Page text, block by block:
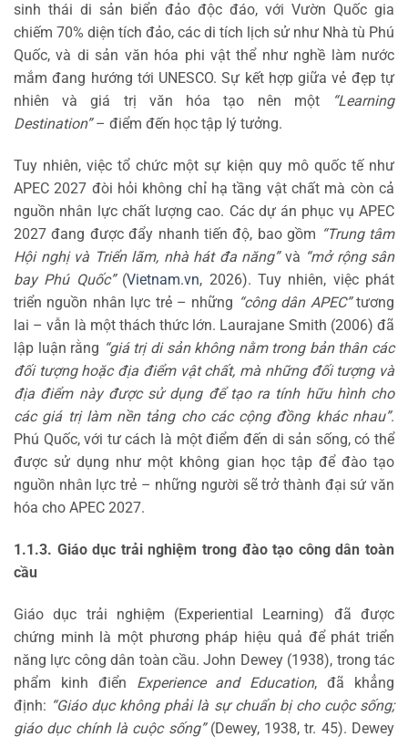
sinh thái di sản biển đảo độc đáo, với Vườn Quốc gia
chiếm 70% diện tích đảo, các di tích lịch sử như Nhà tù Phú
Quốc, và di sản văn hóa phi vật thể như nghề làm nước
mắm đang hướng tới UNESCO. Sự kết hợp giữa vẻ đẹp tự
nhiên và giá trị văn hóa tạo nên một
“Learning
Destination”– điểm đến học tập lý tưởng.
Tuy nhiên, việc tổ chức một sự kiện quy mô quốc tế như
APEC 2027 đòi hỏi không chỉ hạ tầng vật chất mà còn cả
nguồn nhân lực chất lượng cao. Các dự án phục vụ APEC
2027 đang được đẩy nhanh tiến độ, bao gồm “Trung tâm
Hội nghị và Triển lãm, nhà hát đa năng”và “mở rộng sân
bay Phú Quốc”(Vietnam.vn, 2026). Tuy nhiên, việc phát
triển nguồn nhân lực trẻ – những “công dân APEC”tương
lai – vẫn là một thách thức lớn. Laurajane Smith (2006) đã
lập luận rằng “giá trị di sản không nằm trong bản thân các
đối tượng hoặc địa điểm vật chất, mà những đối tượng và
địa điểm này được sử dụng để tạo ra tính hữu hình cho
các giá trị làm nền tảng cho các cộng đồng khác nhau”.
Phú Quốc, với tư cách là một điểm đến di sản sống, có thể
được sử dụng như một không gian học tập để đào tạo
nguồn nhân lực trẻ – những người sẽ trở thành đại sứ văn
hóa cho APEC 2027.
1.1.3. Giáo dục trải nghiệm trong đào tạo công dân toàn
cầu
Giáo dục trải nghiệm (Experiential Learning) đã được
chứng minh là một phương pháp hiệu quả để phát triển
năng lực công dân toàn cầu. John Dewey (1938), trong tác
phẩm kinh điển Experience and Education, đã khẳng
định: “Giáo dục không phải là sự chuẩn bị cho cuộc sống;
giáo dục chính là cuộc sống”(Dewey, 1938, tr. 45). Dewey